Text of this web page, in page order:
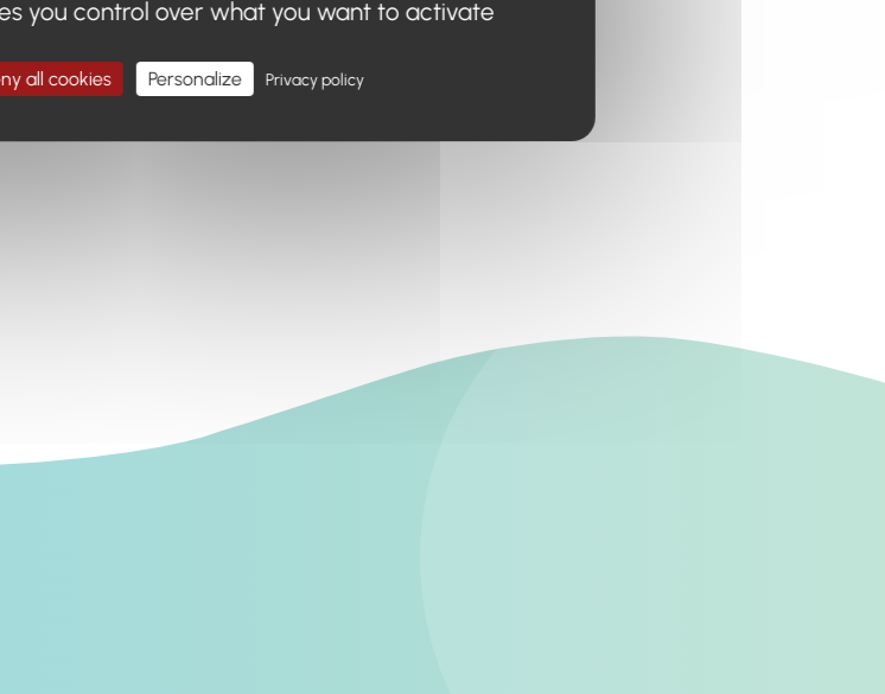
Retour à l'accueil
you control over what you want to activate
all cookies Personalize Privacy policy